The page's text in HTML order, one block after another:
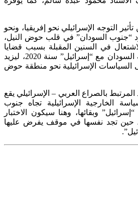
التوجه الإسرائيلي نحو إفريقيا، ونحو
“جنوب السودان” في قلب حوض النيل،
في السنين المقبلة بسبب قضايا
المياه. وجاء “تطبيع” دولة السودان مع “إسرائيل” سنة 2020، ليزيد
السياسات الإسرائيلية نحو منطقة حوض
بالصراع العربي – الإسرائيلي يقع
الخارجية الإسرائيلية تجاه جنوب
وبقائها، وهنا سيكون الاختبار
حين تجد نفسها في موقف يفرض عليها